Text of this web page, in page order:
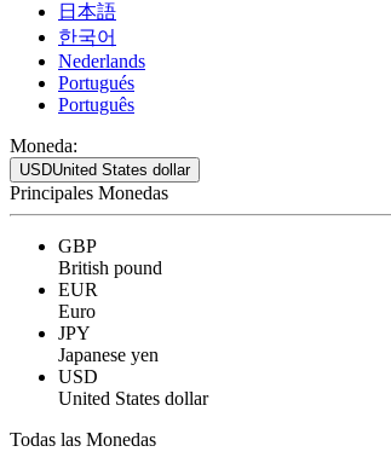
日本語
한국어
Nederlands
Portugués
Português
Moneda:
USDUnited States dollar
Principales Monedas
GBP
British pound
EUR
Euro
JPY
Japanese yen
USD
United States dollar
Todas las Monedas